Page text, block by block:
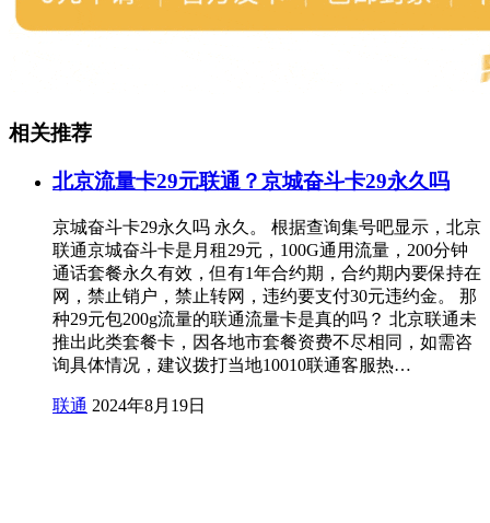
相关推荐
北京流量卡29元联通？京城奋斗卡29永久吗
京城奋斗卡29永久吗 永久。 根据查询集号吧显示，北京
联通京城奋斗卡是月租29元，100G通用流量，200分钟
通话套餐永久有效，但有1年合约期，合约期内要保持在
网，禁止销户，禁止转网，违约要支付30元违约金。 那
种29元包200g流量的联通流量卡是真的吗？ 北京联通未
推出此类套餐卡，因各地市套餐资费不尽相同，如需咨
询具体情况，建议拨打当地10010联通客服热…
联通 2024年8月19日